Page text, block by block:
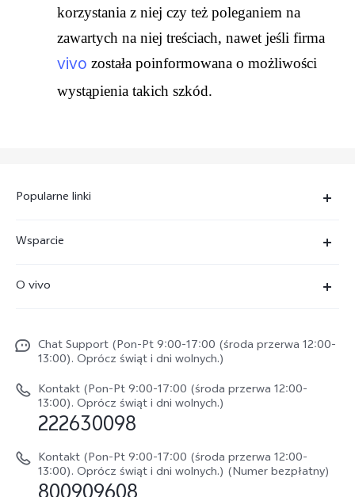
korzystania z niej czy też poleganiem na
zawartych na niej treściach, nawet jeśli firma
vivo została poinformowana o możliwości
wystąpienia takich szkód.
Popularne linki
X300 FE
V70
V70 FE
vivo Buds Air3
Wsparcie
Funtouch OS
Weryfikacja IMEI
Instrukcja obsługi
Aktualizacja oprogramowania
Dziennik aktualizacji
O vivo
Życie w vivo
Netykieta vivo
Informacje prawne
O nas
Zrównoważony rozwój
Chat Support (Pon-Pt 9:00-17:00 (środa przerwa 12:00-
13:00). Oprócz świąt i dni wolnych.)
Kontakt (Pon-Pt 9:00-17:00 (środa przerwa 12:00-
13:00). Oprócz świąt i dni wolnych.)
222630098
Kontakt (Pon-Pt 9:00-17:00 (środa przerwa 12:00-
13:00). Oprócz świąt i dni wolnych.) (Numer bezpłatny)